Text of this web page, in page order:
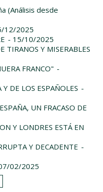
(Análisis desde
12/2025
- 15/10/2025
TIRANOS Y MISERABLES
FRANCO" -
DE LOS ESPAÑOLES -
UN FRACASO DE
Y LONDRES ESTÁ EN
Y DECADENTE -
02/2025